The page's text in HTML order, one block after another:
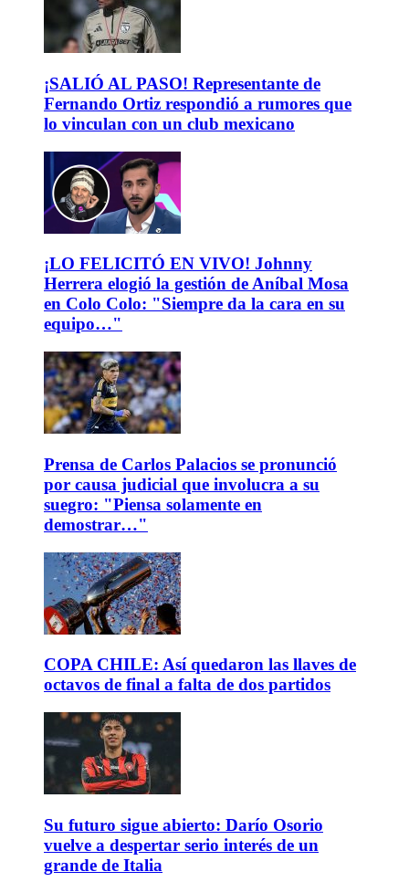
¡SALIÓ AL PASO! Representante de
Fernando Ortiz respondió a rumores que
lo vinculan con un club mexicano
¡LO FELICITÓ EN VIVO! Johnny
Herrera elogió la gestión de Aníbal Mosa
en Colo Colo: "Siempre da la cara en su
equipo…"
Prensa de Carlos Palacios se pronunció
por causa judicial que involucra a su
suegro: "Piensa solamente en
demostrar…"
COPA CHILE: Así quedaron las llaves de
octavos de final a falta de dos partidos
Su futuro sigue abierto: Darío Osorio
vuelve a despertar serio interés de un
grande de Italia